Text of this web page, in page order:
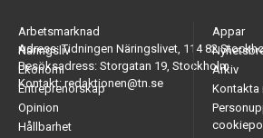
Adress: Tidningen Näringslivet, 114 82
Besöksadress: Storgatan 19, Stockholm
Kontakt: redaktionen@tn.se
Arbetsmarknad
Näringsliv
Ekonomi
Entreprenörskap
Opinion
Hållbarhet
Appar
Arkiv
Kontakta